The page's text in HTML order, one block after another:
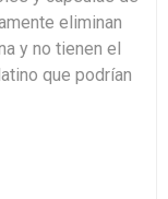
eliminan
y no tienen el
que podrían